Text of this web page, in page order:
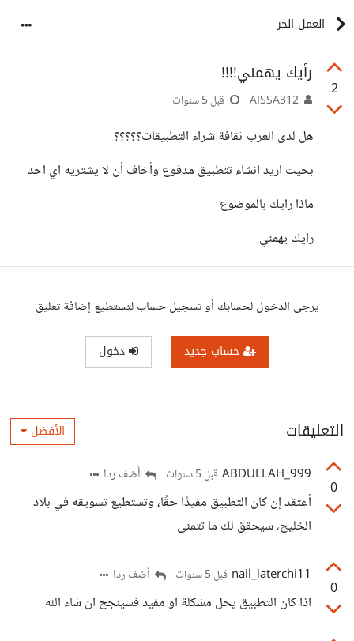
العمل الحر
2
رأيك يهمني!!!!
قبل 5 سنوات
هل لدى العرب ثقافة شراء التطبيقات؟؟؟؟؟
بحيث اريد انشاء تتطبيق مدفوع وأخاف أن لا يشتريه اي احد
ماذا رايك بالموضوع
رايك يهمني
يرجى الدخول لحسابك أو تسجيل حساب لتستطيع إضافة تعليق
حساب جديد دخول
التعليقات الأفضل
0
ABDULLAH_999 قبل 5 سنوات أضف ردا
أعتقد إن كان التطبيق مفيدًا حقًا، وتستطيع تسويقه في بلاد
الخليج، سيحقق لك ما تتمنى
0
nail_laterchi11 قبل 5 سنوات أضف ردا
اذا كان التطبيق يحل مشكلة او مفيد فسينجح ان شاء الله